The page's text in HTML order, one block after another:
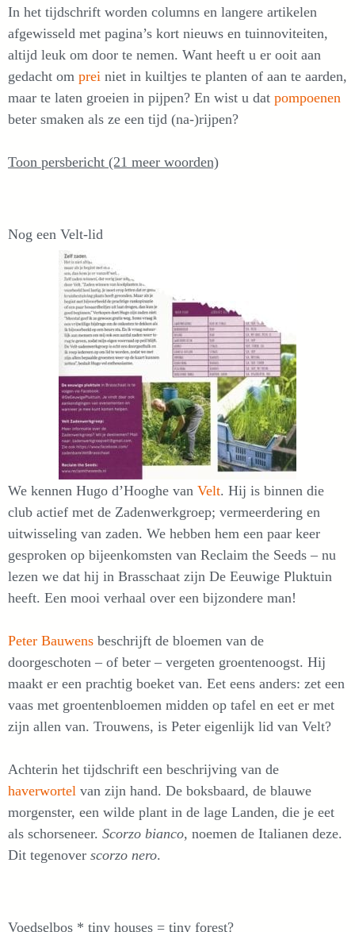
In het tijdschrift worden columns en langere artikelen
afgewisseld met pagina’s kort nieuws en tuinnoviteiten,
altijd leuk om door te nemen. Want heeft u er ooit aan
gedacht om prei niet in kuiltjes te planten of aan te aarden,
maar te laten groeien in pijpen? En wist u dat pompoenen
beter smaken als ze een tijd (na-)rijpen?
Toon persbericht (21 meer woorden)
Nog een Velt-lid
We kennen Hugo d’Hooghe van Velt. Hij is binnen die
club actief met de Zadenwerkgroep; vermeerdering en
uitwisseling van zaden. We hebben hem een paar keer
gesproken op bijeenkomsten van Reclaim the Seeds – nu
lezen we dat hij in Brasschaat zijn De Eeuwige Pluktuin
heeft. Een mooi verhaal over een bijzondere man!
Peter Bauwens beschrijft de bloemen van de
doorgeschoten – of beter – vergeten groentenoogst. Hij
maakt er een prachtig boeket van. Eet eens anders: zet een
vaas met groentenbloemen midden op tafel en eet er met
zijn allen van. Trouwens, is Peter eigenlijk lid van Velt?
Achterin het tijdschrift een beschrijving van de
haverwortel van zijn hand. De boksbaard, de blauwe
morgenster, een wilde plant in de lage Landen, die je eet
als schorseneer. Scorzo bianco, noemen de Italianen deze.
Dit tegenover scorzo nero.
Voedselbos * tiny houses = tiny forest?